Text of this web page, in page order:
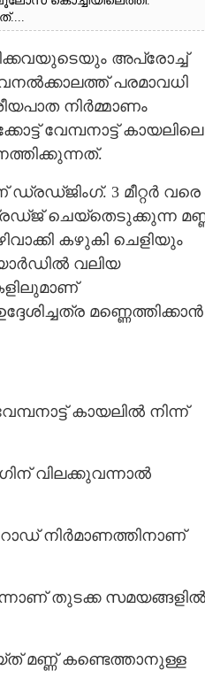
അപ്രോച്ച്
പരമാവധി
നിർമ്മാണം
വേമ്പനാട്ട് കായലിലെ
3 മീറ്റർ വരെ
ചെയ്തെടുക്കുന്ന
കഴുകി ചെളിയും
വലിയ
മണ്ണെത്തിക്കാൻ
കായലിൽ നിന്ന്
വിലക്കുവന്നാൽ
നിർമാണത്തിനാണ്
തുടക്ക സമയങ്ങളിൽ
മണ്ണ് കണ്ടെത്താനുള്ള